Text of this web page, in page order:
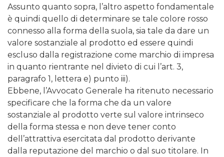
Assunto quanto sopra, l’altro aspetto fondamentale
è quindi quello di determinare se tale colore rosso
connesso alla forma della suola, sia tale da dare un
valore sostanziale al prodotto ed essere quindi
escluso dalla registrazione come marchio di impresa
in quanto rientrante nel divieto di cui l’art. 3,
paragrafo 1, lettera e) punto iii).
Ebbene, l’Avvocato Generale ha ritenuto necessario
specificare che la forma che da un valore
sostanziale al prodotto verte sul valore intrinseco
della forma stessa e non deve tener conto
dell’attrattiva esercitata dal prodotto derivante
dalla reputazione del marchio o dal suo titolare. In